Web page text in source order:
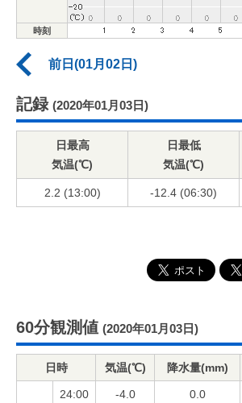
時刻
前日(01月02日)
記録 (2020年01月03日)
日最高
気温(℃)
日最低
気温(℃)
2.2 (13:00) -12.4 (06:30)
60分観測値 (2020年01月03日)
日時 気温(℃) 降水量(mm)
24:00 -4.0 0.0